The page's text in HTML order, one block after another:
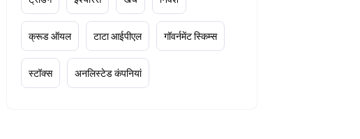
क्रूड ऑयल टाटा आईपीएल गॉवर्नमेंट स्किम्स
स्टॉक्स अनलिस्टेड कंपनियां